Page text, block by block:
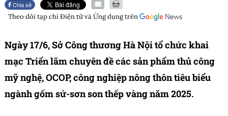
Chia sẻ
Theo dõi tạp chíĐiện tử và Ứng dụngtrên
Ngày 17/6, Sở Công thương Hà Nội tổ chức khai
mạc Triển lãm chuyên đề các sản phẩm thủ công
mỹ nghệ, OCOP, công nghiệp nông thôn tiêu biểu
ngành gốm sứ-sơn son thếp vàng năm 2025.